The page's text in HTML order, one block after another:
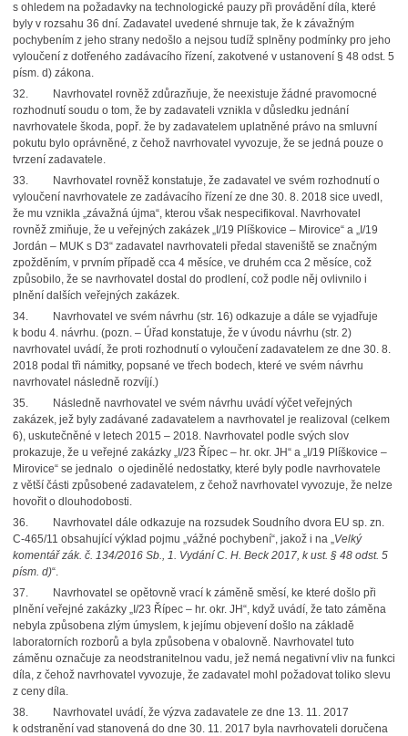
s ohledem na požadavky na technologické pauzy při provádění díla, které
byly v rozsahu 36 dní. Zadavatel uvedené shrnuje tak, že k závažným
pochybením z jeho strany nedošlo a nejsou tudíž splněny podmínky pro jeho
vyloučení z dotřeného zadávacího řízení, zakotvené v ustanovení § 48 odst. 5
písm. d) zákona.
32.
Navrhovatel rovněž zdůrazňuje, že neexistuje žádné pravomocné
rozhodnutí soudu o tom, že by zadavateli vznikla v důsledku jednání
navrhovatele škoda, popř. že by zadavatelem uplatněné právo na smluvní
pokutu bylo oprávněné, z čehož navrhovatel vyvozuje, že se jedná pouze o
tvrzení zadavatele.
33.
Navrhovatel rovněž konstatuje, že zadavatel ve svém rozhodnutí o
vyloučení navrhovatele ze zadávacího řízení ze dne 30. 8. 2018 sice uvedl,
že mu vznikla „závažná újma“, kterou však nespecifikoval. Navrhovatel
rovněž zmiňuje, že u veřejných zakázek „I/19 Plíškovice – Mirovice“ a „I/19
Jordán – MUK s D3“ zadavatel navrhovateli předal staveniště se značným
zpožděním, v prvním případě cca 4 měsíce, ve druhém cca 2 měsíce, což
způsobilo, že se navrhovatel dostal do prodlení, což podle něj ovlivnilo i
plnění dalších veřejných zakázek.
34.
Navrhovatel ve svém návrhu (str. 16) odkazuje a dále se vyjadřuje
k bodu 4. návrhu. (pozn. – Úřad konstatuje, že v úvodu návrhu (str. 2)
navrhovatel uvádí, že proti rozhodnutí o vyloučení zadavatelem ze dne 30. 8.
2018 podal tři námitky, popsané ve třech bodech, které ve svém návrhu
navrhovatel následně rozvíjí.)
35.
Následně navrhovatel ve svém návrhu uvádí výčet veřejných
zakázek, jež byly zadávané zadavatelem a navrhovatel je realizoval (celkem
6), uskutečněné v letech 2015 – 2018. Navrhovatel podle svých slov
prokazuje, že u veřejné zakázky „I/23 Řípec – hr. okr. JH“ a „I/19 Plíškovice –
Mirovice“ se jednalo o ojedinělé nedostatky, které byly podle navrhovatele
z větší části způsobené zadavatelem, z čehož navrhovatel vyvozuje, že nelze
hovořit o dlouhodobosti.
36.
Navrhovatel dále odkazuje na rozsudek Soudního dvora EU sp. zn.
C-465/11 obsahující výklad pojmu „vážné pochybení“, jakož i na „Velký
komentář zák. č. 134/2016 Sb., 1. Vydání C. H. Beck 2017, k ust. § 48 odst. 5
písm. d)“.
37.
Navrhovatel se opětovně vrací k záměně směsí, ke které došlo při
plnění veřejné zakázky „I/23 Řípec – hr. okr. JH“, když uvádí, že tato záměna
nebyla způsobena zlým úmyslem, k jejímu objevení došlo na základě
laboratorních rozborů a byla způsobena v obalovně. Navrhovatel tuto
záměnu označuje za neodstranitelnou vadu, jež nemá negativní vliv na funkci
díla, z čehož navrhovatel vyvozuje, že zadavatel mohl požadovat toliko slevu
z ceny díla.
38.
Navrhovatel uvádí, že výzva zadavatele ze dne 13. 11. 2017
k odstranění vad stanovená do dne 30. 11. 2017 byla navrhovateli doručena